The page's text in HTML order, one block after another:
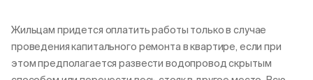
Жильцам придется оплатить работы только в случае
проведения капитального ремонта в квартире, если при
этом предполагается развести водопровод скрытым